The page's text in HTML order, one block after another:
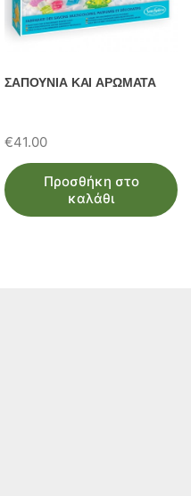
ΣΑΠΟΥΝΙΑ ΚΑΙ ΑΡΩΜΑΤΑ
€41.00
Προσθήκη στο
καλάθι